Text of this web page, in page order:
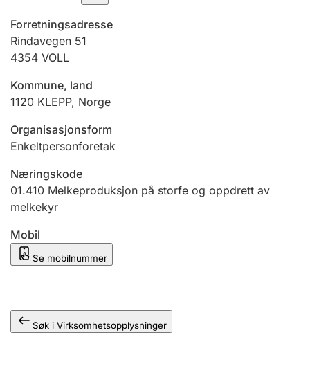
Tinglysing
Jeger
Ektepaktveileder
Offentlig sektor
Andre tema
Forretningsadresse
Rindavegen 51
4354 VOLL
Kommune, land
1120 KLEPP, Norge
Organisasjonsform
Enkeltpersonforetak
Næringskode
01.410 Melkeproduksjon på storfe og oppdrett av
melkekyr
Mobil
Se mobilnummer
Søk i Virksomhetsopplysninger